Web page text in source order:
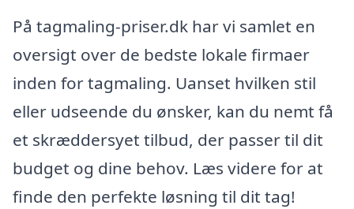
På tagmaling-priser.dk har vi samlet en
oversigt over de bedste lokale firmaer
inden for tagmaling. Uanset hvilken stil
eller udseende du ønsker, kan du nemt få
et skræddersyet tilbud, der passer til dit
budget og dine behov. Læs videre for at
finde den perfekte løsning til dit tag!